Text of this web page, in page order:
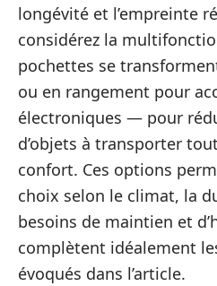
longévité et l’empreinte
considérez la
pochettes se
ou en rangement pour
électroniques — pour
d’objets à transporter
confort. Ces options
choix selon le climat, la
besoins de maintien et
complètent idéalement
évoqués dans l’article.